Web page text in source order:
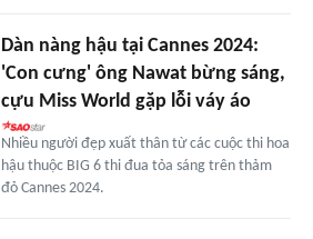
Dàn nàng hậu tại Cannes 2024:
'Con cưng' ông Nawat bừng sáng,
cựu Miss World gặp lỗi váy áo
Nhiều người đẹp xuất thân từ các cuộc thi hoa
hậu thuộc BIG 6 thi đua tỏa sáng trên thảm
đỏ Cannes 2024.